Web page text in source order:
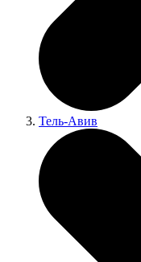
Тель-Авив